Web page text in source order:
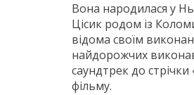
Вона народилася у
Цісик родом із
відома своїм
найдорожчих
саундтрек до
фільму.